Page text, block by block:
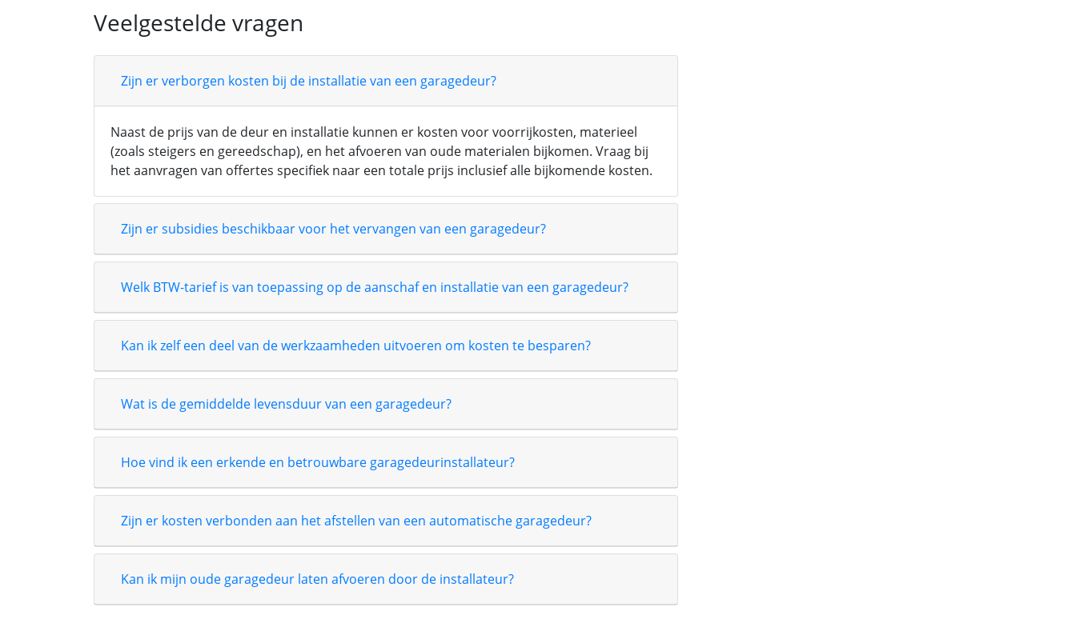
Veelgestelde vragen
Zijn er verborgen kosten bij de installatie van een garagedeur?
Naast de prijs van de deur en installatie kunnen er kosten voor voorrijkosten, materieel
(zoals steigers en gereedschap), en het afvoeren van oude materialen bijkomen. Vraag bij
het aanvragen van offertes specifiek naar een totale prijs inclusief alle bijkomende kosten.
Zijn er subsidies beschikbaar voor het vervangen van een garagedeur?
Welk BTW-tarief is van toepassing op de aanschaf en installatie van een garagedeur?
Kan ik zelf een deel van de werkzaamheden uitvoeren om kosten te besparen?
Wat is de gemiddelde levensduur van een garagedeur?
Hoe vind ik een erkende en betrouwbare garagedeurinstallateur?
Zijn er kosten verbonden aan het afstellen van een automatische garagedeur?
Kan ik mijn oude garagedeur laten afvoeren door de installateur?